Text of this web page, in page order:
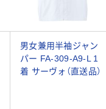
男女兼用半袖ジャン
パー FA-309-A9-L 1
着 サーヴォ（直送品）